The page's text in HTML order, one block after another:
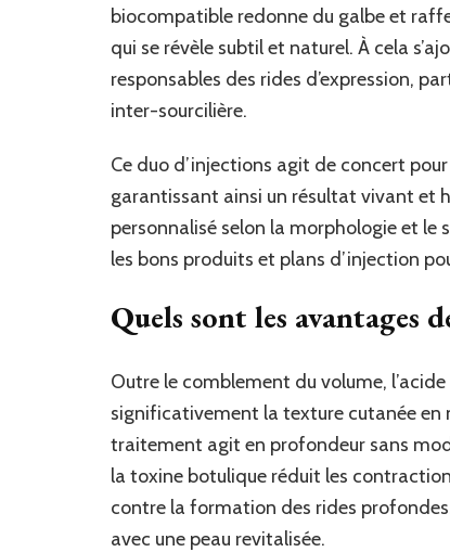
biocompatible redonne du galbe et
qui se révèle subtil et naturel. À cela
responsables des rides d’expression,
inter-sourcilière.
Ce duo d’injections agit de concert
garantissant ainsi un résultat vivant et
personnalisé selon la morphologie et
les bons produits et plans d’injection
Quels sont les avantages
Outre le comblement du volume,
significativement la texture cutanée en
traitement agit en profondeur sans
la toxine botulique réduit les
contre la formation des rides
avec une peau revitalisée.